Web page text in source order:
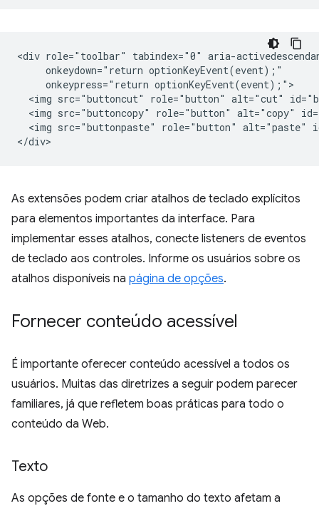
<div role="toolbar" tabindex="0" aria-
     onkeydown="return optionKeyEvent(event);"
     onkeypress="return optionKeyEvent(event);">
<img src="buttoncut" role="button" alt="cut"
<img src="buttoncopy" role="button" alt="copy"
<img src="buttonpaste" role="button" alt="paste"
As extensões podem criar atalhos de teclado explícitos
para elementos importantes da interface. Para
implementar esses atalhos, conecte listeners de eventos
de teclado aos controles. Informe os usuários sobre os
atalhos disponíveis na página de opções.
Fornecer conteúdo acessível
É importante oferecer conteúdo acessível a todos os
usuários. Muitas das diretrizes a seguir podem parecer
familiares, já que refletem boas práticas para todo o
conteúdo da Web.
Texto
As opções de fonte e o tamanho do texto afetam a